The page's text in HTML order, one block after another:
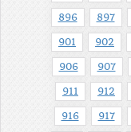
896 897
901 902
906 907
911 912
916 917